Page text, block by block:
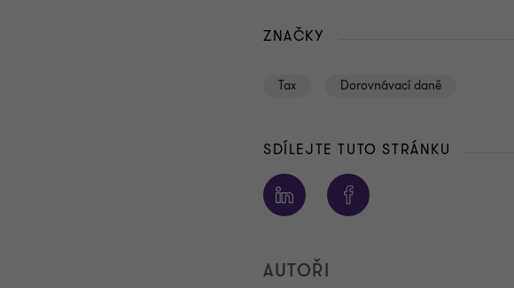
ZNAČKY
Tax Dorovnávací daně
SDÍLEJTE TUTO STRÁNKU
AUTOŘI